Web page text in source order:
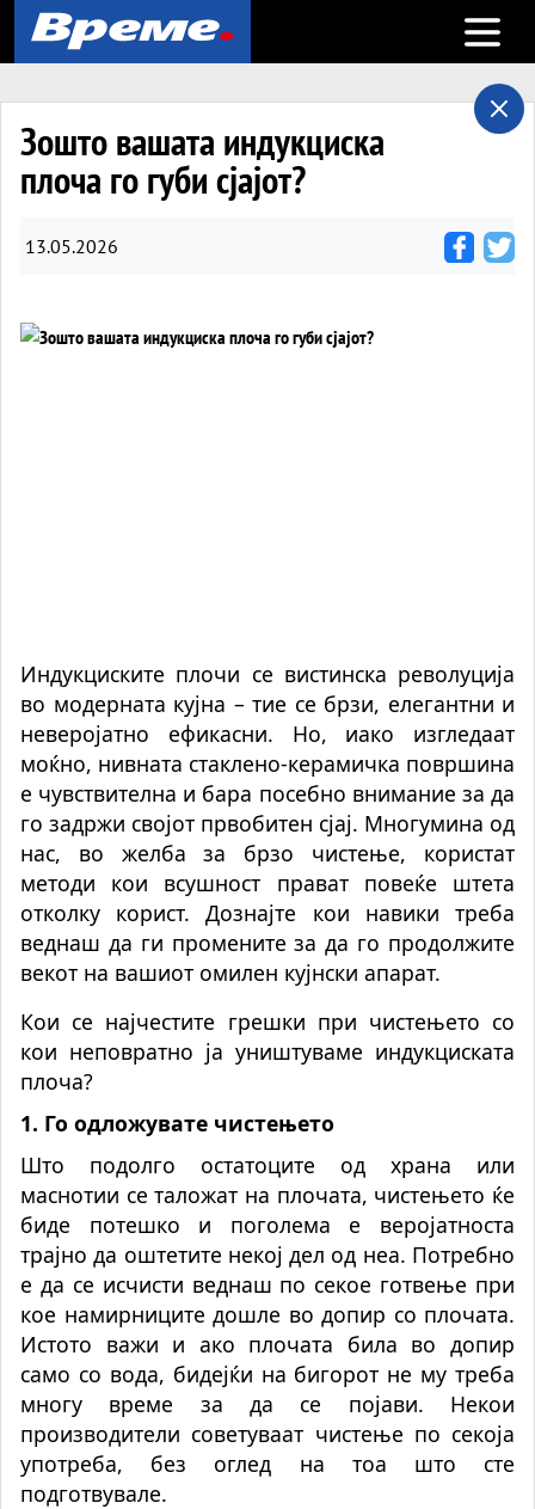
Open
Зошто вашата индукциска
плоча го губи сјајот?
13.05.2026
Индукциските плочи се вистинска револуција
во модерната кујна – тие се брзи, елегантни и
неверојатно ефикасни. Но, иако изгледаат
моќно, нивната стаклено-керамичка површина
е чувствителна и бара посебно внимание за да
го задржи својот првобитен сјај. Многумина од
нас, во желба за брзо чистење, користат
методи кои всушност прават повеќе штета
отколку корист. Дознајте кои навики треба
веднаш да ги промените за да го продолжите
векот на вашиот омилен кујнски апарат.
Кои се најчестите грешки при чистењето со
кои неповратно ја уништуваме индукциската
плоча?
1. Го одложувате чистењето
Што подолго остатоците од храна или
маснотии се таложат на плочата, чистењето ќе
биде потешко и поголема е веројатноста
трајно да оштетите некој дел од неа. Потребно
е да се исчисти веднаш по секое готвење при
кое намирниците дошле во допир со плочата.
Истото важи и ако плочата била во допир
само со вода, бидејќи на бигорот не му треба
многу време за да се појави. Некои
производители советуваат чистење по секоја
употреба, без оглед на тоа што сте
подготвувале.